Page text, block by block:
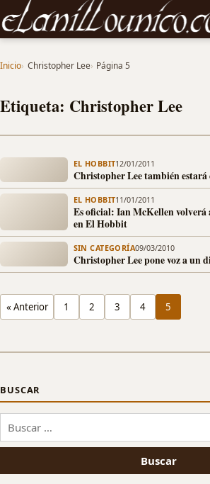
Noticias sobre Tolkien: El Señor de los Anillos, Los Anillos
Inicio Christopher Lee Página 5
Etiqueta: Christopher Lee
EL HOBBIT12/01/2011
Christopher Lee también
EL HOBBIT11/01/2011
Es oficial: Ian McKellen
en El Hobbit
SIN CATEGORÍA09/03/2010
Christopher Lee pone voz a un
« Anterior 1 2 3 4 5
BUSCAR
Buscar: